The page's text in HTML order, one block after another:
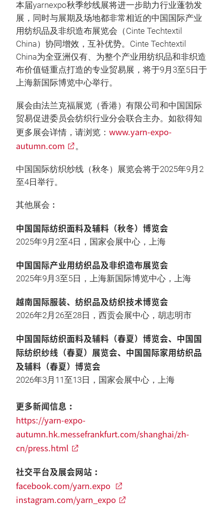
本届yarnexpo秋季纱线展将进一步助力行业蓬勃发
展，同时与展期及场地都非常相近的中国国际产业
用纺织品及非织造布展览会（Cinte Techtextil
China）协同增效，互补优势。Cinte Techtextil
China为全亚洲仅有、为整个产业用纺织品和非织造
布价值链重点打造的专业贸易展，将于9月3至5日于
上海新国际博览中心举行。
展会由法兰克福展览（香港）有限公司和中国国际
贸易促进委员会纺织行业分会联合主办。如欲得知
更多展会详情，请浏览： www.yarn-expo-
autumn.com
。
中国国际纺织纱线（秋冬）展览会将于2025年9月2
至4日举行。
其他展会︰
中国国际纺织面料及辅料（秋冬）博览会
2025年9月2至4日，国家会展中心，上海
中国国际产业用纺织品及非织造布展览会
2025年9月3至5日，上海新国际博览中心，上海
越南国际服装、纺织品及纺织技术博览会
2026年2月26至28日，西贡会展中心，胡志明市
中国国际纺织面料及辅料（春夏）博览会、中国国
际纺织纱线（春夏）展览会、中国国际家用纺织品
及辅料（春夏）博览会
2026年3月11至13日，国家会展中心，上海
更多新闻信息︰
https://yarn-expo-
autumn.hk.messefrankfurt.com/shanghai/zh-
cn/press.html
社交平台及展会网站︰
facebook.com/yarn.expo
instagram.com/yarn_expo